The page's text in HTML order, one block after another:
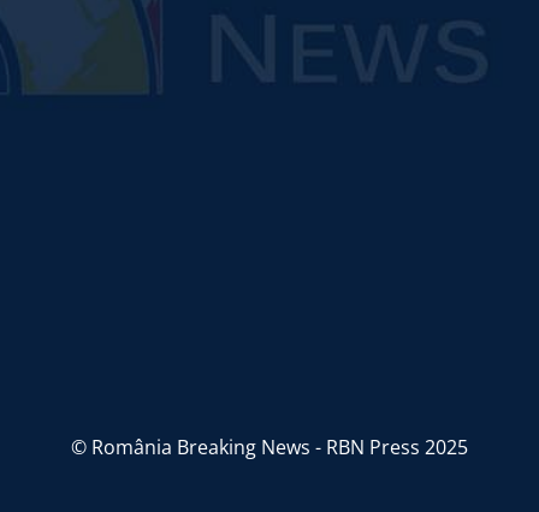
© România Breaking News - RBN Press 2025